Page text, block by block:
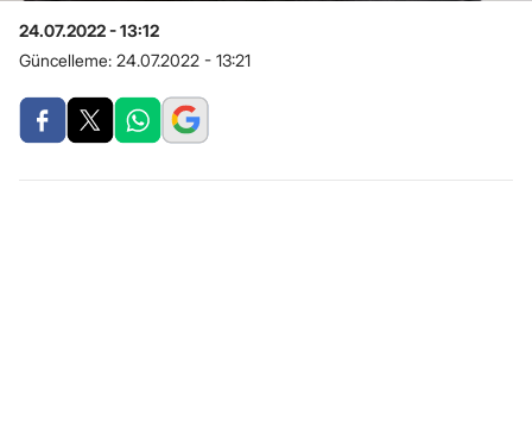
24.07.2022 - 13:12
Güncelleme: 24.07.2022 - 13:21